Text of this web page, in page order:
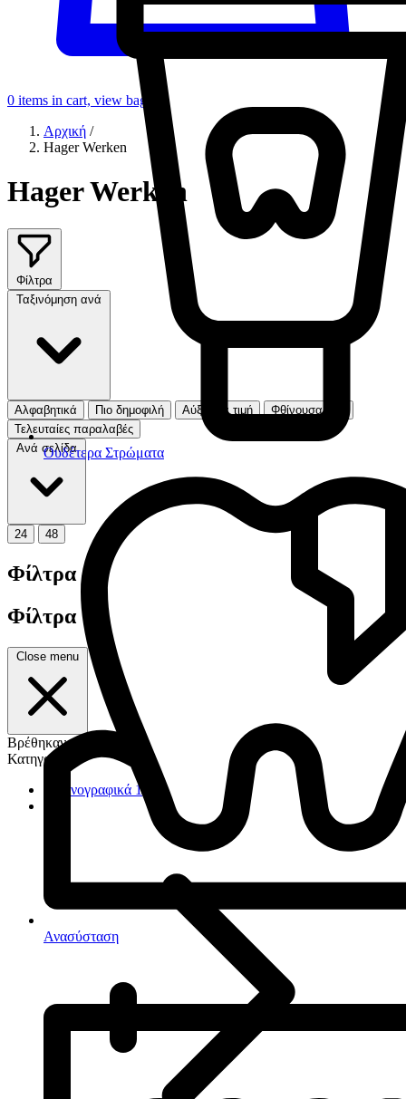
Ουδέτερα Στρώματα
Ανασύσταση
0 items in cart, view bag
Αρχική /
Hager Werken
Hager Werken
Φίλτρα
Ταξινόμηση ανά
Αλφαβητικά Πιο δημοφιλή Αύξουσα τιμή
Φθίνουσα τιμή
Τελευταίες παραλαβές
Ανά σελίδα
24 48
Φίλτρα
Φίλτρα
Close menu
Βρέθηκαν 4 προϊόντα
Κατηγορία
Ακτινογραφικά 1